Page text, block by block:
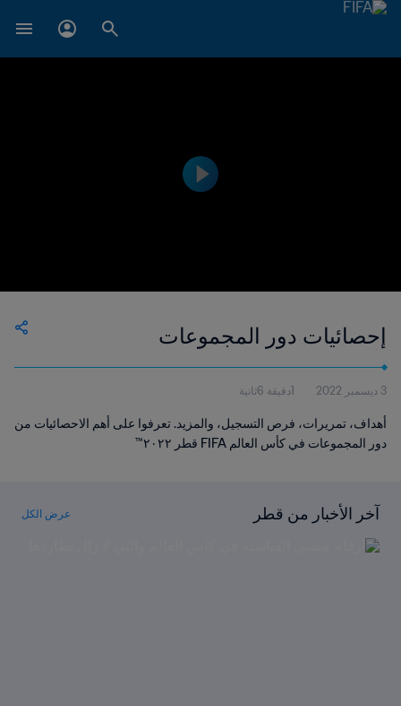
إحصائيات دور المجموعات
3 ديسمبر 2022 1دقيقة 6ثانية
أهداف، تمريرات، فرص التسجيل، والمزيد. تعرفوا على أهم الاحصائيات من
دور المجموعات في كأس العالم FIFA قطر ٢٠٢٢™
آخر الأخبار من قطر عرض الكل